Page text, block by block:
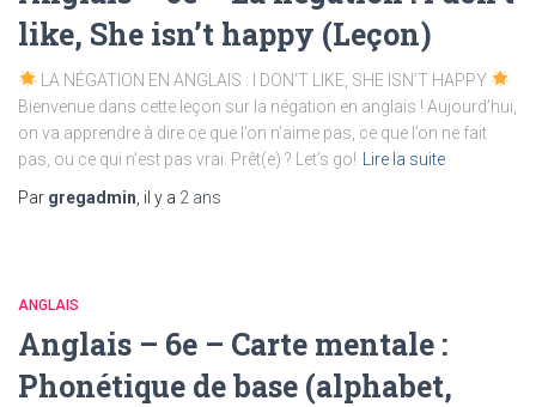
like, She isn’t happy (Leçon)
LA NÉGATION EN ANGLAIS : I DON’T LIKE, SHE ISN’T HAPPY
Bienvenue dans cette leçon sur la négation en anglais ! Aujourd’hui,
on va apprendre à dire ce que l’on n’aime pas, ce que l’on ne fait
pas, ou ce qui n’est pas vrai. Prêt(e) ? Let’s go!
Lire la suite
Par gregadmin , il y a 2 ans
ANGLAIS
Anglais – 6e – Carte mentale :
Phonétique de base (alphabet,